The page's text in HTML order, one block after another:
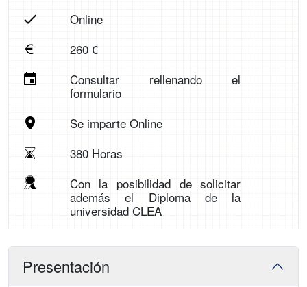
Online
260 €
Consultar rellenando el
formulario
Se imparte Online
380 Horas
Con la posibilidad de solicitar
además el Diploma de la
universidad CLEA
Presentación